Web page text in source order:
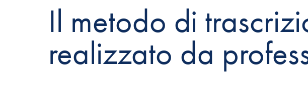
Il metodo di
realizzato da